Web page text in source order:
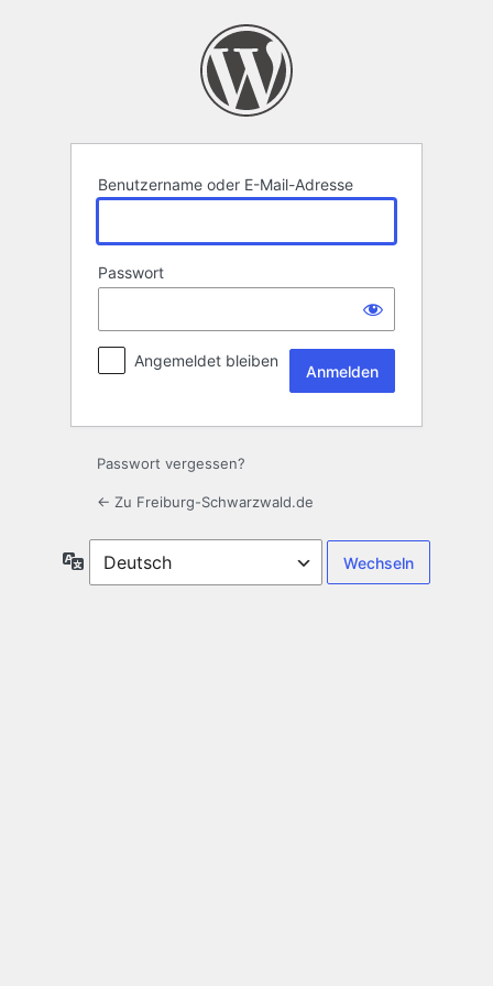
Benutzername oder E-Mail-Adresse
Passwort
Angemeldet bleiben
Passwort vergessen?
← Zu Freiburg-Schwarzwald.de
Sprache